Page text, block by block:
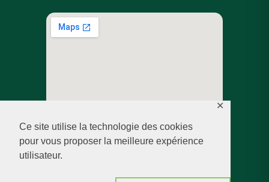
Ce site utilise la technologie des cookies
pour vous proposer la meilleure expérience
utilisateur.
✕
© RUGBY CLUB SURESNES – 2026 — TOUS DROITS